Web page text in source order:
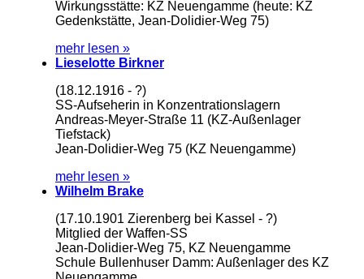
Wirkungsstätte: KZ Neuengamme (heute: KZ
Gedenkstätte, Jean-Dolidier-Weg 75)
mehr lesen »
Lieselotte Birkner
(18.12.1916 - ?)
SS-Aufseherin in Konzentrationslagern
Andreas-Meyer-Straße 11 (KZ-Außenlager
Tiefstack)
Jean-Dolidier-Weg 75 (KZ Neuengamme)
mehr lesen »
Wilhelm Brake
(17.10.1901 Zierenberg bei Kassel - ?)
Mitglied der Waffen-SS
Jean-Dolidier-Weg 75, KZ Neuengamme
Schule Bullenhuser Damm: Außenlager des KZ